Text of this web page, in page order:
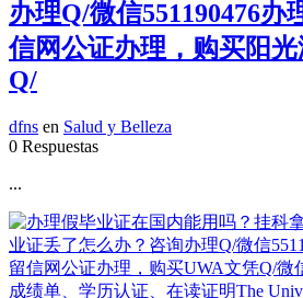
办理Q/微信551190476办
信网公证办理，购买阳
Q/
dfns en Salud y Belleza
0 Respuestas
...